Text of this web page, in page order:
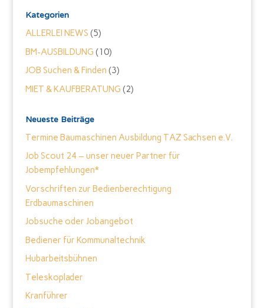
Kategorien
ALLERLEI NEWS (5)
BM-AUSBILDUNG (10)
JOB Suchen & Finden (3)
MIET & KAUFBERATUNG (2)
Neueste Beiträge
Termine Baumaschinen Ausbildung TAZ Sachsen e.V.
Job Scout 24 – unser neuer Partner für
Jobempfehlungen*
Vorschriften zur Bedienberechtigung
Erdbaumaschinen
Jobsuche oder Jobangebot
Bediener für Kommunaltechnik
Hubarbeitsbühnen
Teleskoplader
Kranführer